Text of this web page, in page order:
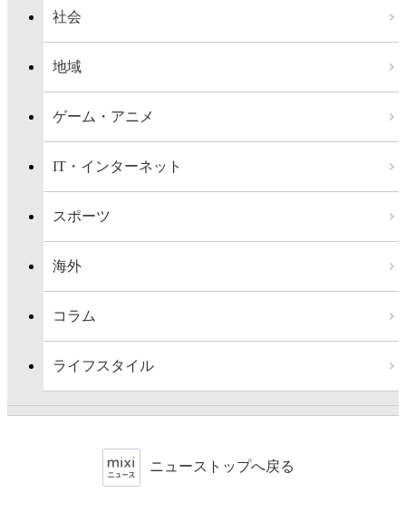
社会
地域
ゲーム・アニメ
IT・インターネット
スポーツ
海外
コラム
ライフスタイル
ニューストップへ戻る